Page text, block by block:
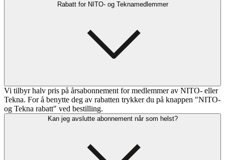
Rabatt for NITO- og Teknamedlemmer
Vi tilbyr halv pris på årsabonnement for medlemmer av NITO- eller
Tekna. For å benytte deg av rabatten trykker du på knappen "NITO-
og Tekna rabatt" ved bestilling.
Kan jeg avslutte abonnement når som helst?